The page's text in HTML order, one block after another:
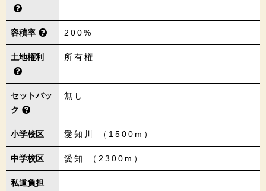
容積率 200%
土地権利 所有権
セットバッ
ク
無し
小学校区 愛知川 （1500m）
中学校区 愛知 （2300m）
私道負担